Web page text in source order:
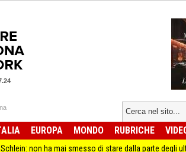
EUROPA MONDO RUBRICHE
ha mai smesso di stare dalla parte degli ultimi